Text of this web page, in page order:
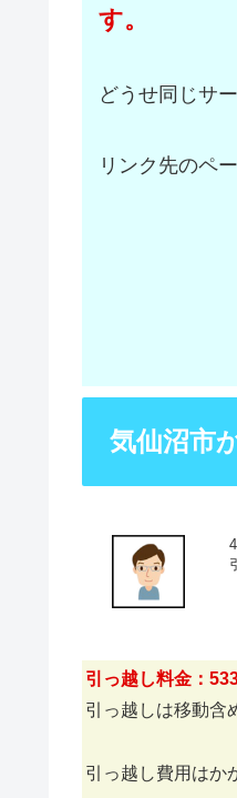
す。
どうせ同じサ
リンク先のペ
気仙沼市
引っ越し料金：
引っ越しは移動含
引っ越し費用はか